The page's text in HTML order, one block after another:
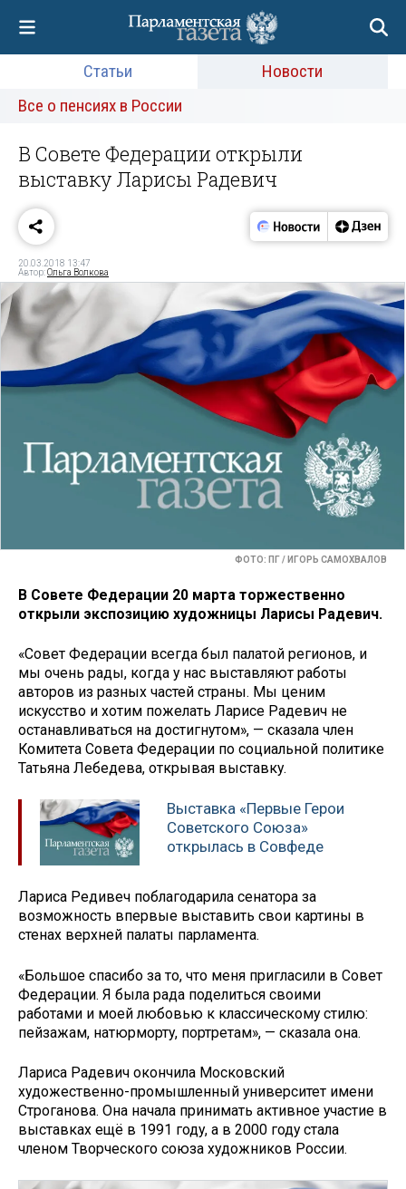
Статьи
Новости
Все о пенсиях в России
В Совете Федерации открыли
выставку Ларисы Радевич
20.03.2018 13:47
Автор:Ольга Волкова
ФОТО: ПГ / ИГОРЬ САМОХВАЛОВ
В Совете Федерации 20 марта торжественно
открыли экспозицию художницы Ларисы Радевич.
«Совет Федерации всегда был палатой регионов, и
мы очень рады, когда у нас выставляют работы
авторов из разных частей страны. Мы ценим
искусство и хотим пожелать Ларисе Радевич не
останавливаться на достигнутом», — сказала член
Комитета Совета Федерации по социальной политике
Татьяна Лебедева, открывая выставку.
Выставка «Первые Герои
Советского Союза»
открылась в Совфеде
Лариса Редивеч поблагодарила сенатора за
возможность впервые выставить свои картины в
стенах верхней палаты парламента.
«Большое спасибо за то, что меня пригласили в Совет
Федерации. Я была рада поделиться своими
работами и моей любовью к классическому стилю:
пейзажам, натюрморту, портретам», — сказала она.
Лариса Радевич окончила Московский
художественно-промышленный университет имени
Строганова. Она начала принимать активное участие в
выставках ещё в 1991 году, а в 2000 году стала
членом Творческого союза художников России.